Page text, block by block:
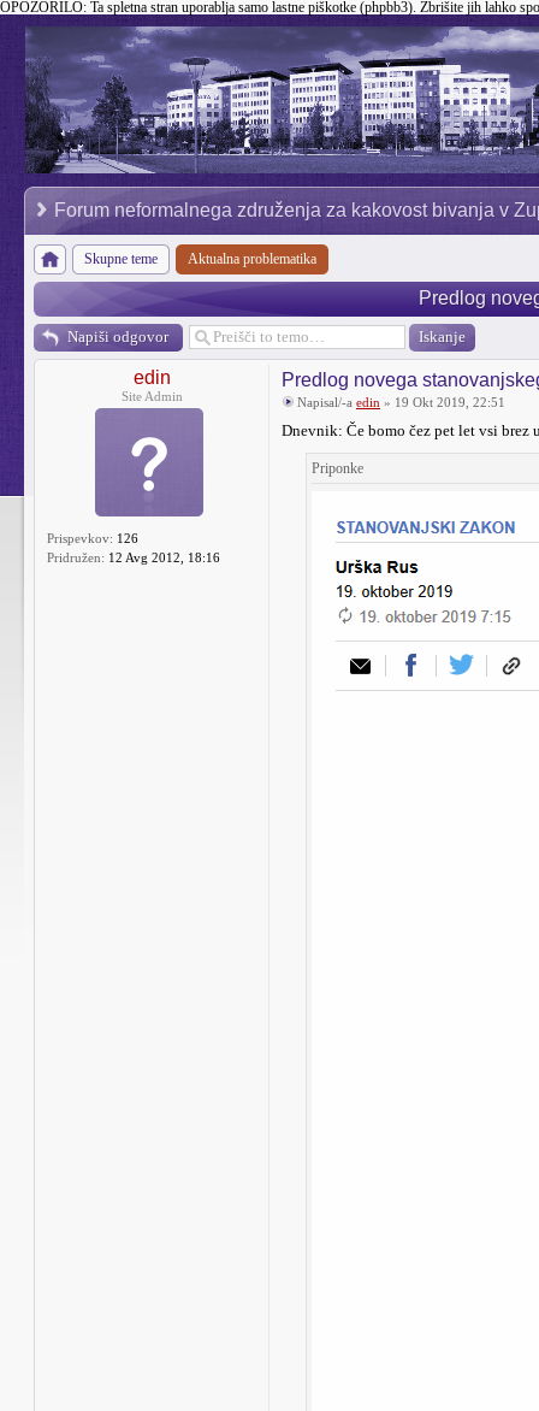
OPOZORILO: Ta spletna stran uporablja samo lastne piškotke (phpbb3). Zbrišite jih lahko
Forum neformalnega združenja za kakovost bivanja v
Skupne teme Aktualna problematika
Predlog
Napiši odgovor
edin
Site Admin
Prispevkov: 126
Pridružen: 12 Avg 2012, 18:16
Predlog novega
Napisal/-a edin » 19 Okt 2019, 22:51
Dnevnik: Če bomo čez pet let vsi brez
Priponke